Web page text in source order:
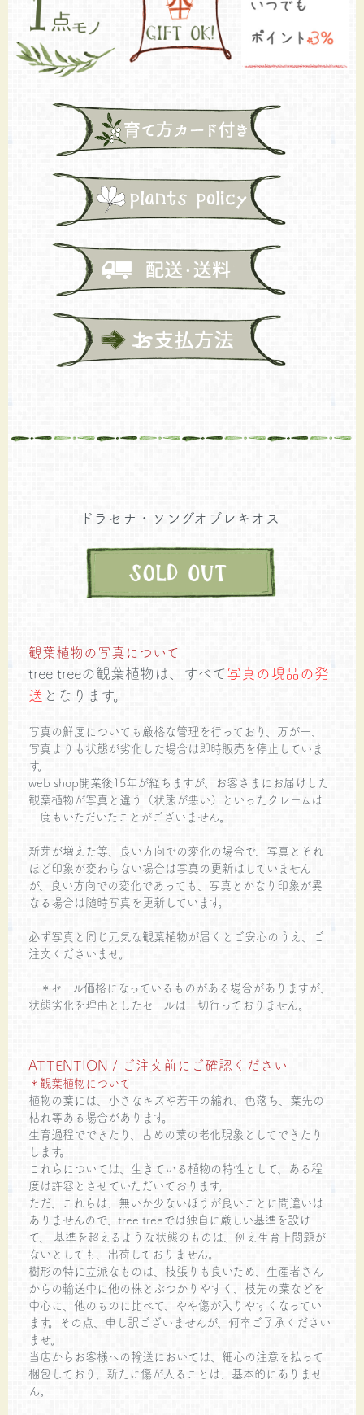
ドラセナ・ソングオブレキオス
観葉植物の写真について
tree treeの観葉植物は、すべて写真の現品の発
送 となります。
写真の鮮度についても厳格な管理を行っており、万が一、
写真よりも状態が劣化した場合は即時販売を停止していま
す。
web shop開業後15年が経ちますが、お客さまにお届けした
観葉植物が写真と違う（状態が悪い）といったクレームは
一度もいただいたことがございません。
新芽が増えた等、良い方向での変化の場合で、写真とそれ
ほど印象が変わらない場合は写真の更新はしていません
が、良い方向での変化であっても、写真とかなり印象が異
なる場合は随時写真を更新しています。
必ず写真と同じ元気な観葉植物が届くとご安心のうえ、ご
注文くださいませ。
＊セール価格になっているものがある場合がありますが、
状態劣化を理由としたセールは一切行っておりません。
ATTENTION / ご注文前にご確認ください
＊観葉植物について
植物の葉には、小さなキズや若干の縮れ、色落ち、葉先の
枯れ等ある場合があります。
生育過程でできたり、古めの葉の老化現象としてできたり
します。
これらについては、生きている植物の特性として、ある程
度は許容とさせていただいております。
ただ、これらは、無いか少ないほうが良いことに間違いは
ありませんので、tree treeでは独自に厳しい基準を設け
て、 基準を超えるような状態のものは、例え生育上問題が
ないとしても、出荷しておりません。
樹形の特に立派なものは、枝張りも良いため、生産者さん
からの輸送中に他の株とぶつかりやすく、枝先の葉などを
中心に、他のものに比べて、やや傷が入りやすくなってい
ます。その点、申し訳ございませんが、何卒ご了承ください
ませ。
当店からお客様への輸送においては、細心の注意を払って
梱包しており、新たに傷が入ることは、基本的にありませ
ん。